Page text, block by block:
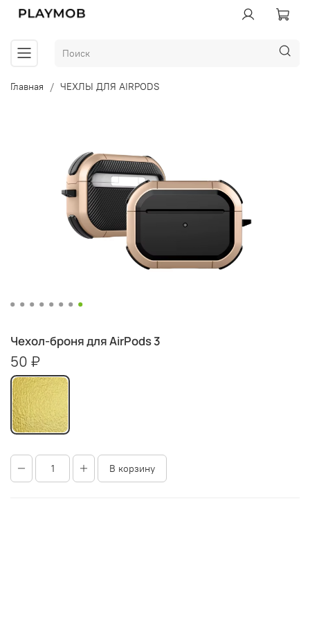
Главная ЧЕХЛЫ ДЛЯ AIRPODS
Чехол-броня для AirPods 3
50 ₽
В корзину